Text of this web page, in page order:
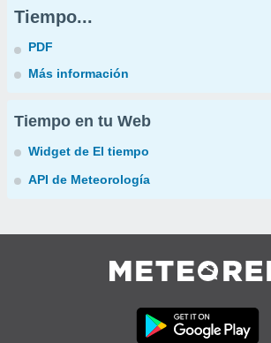
Tiempo...
PDF
Más información
Tiempo en tu Web
Widget de El tiempo
API de Meteorología